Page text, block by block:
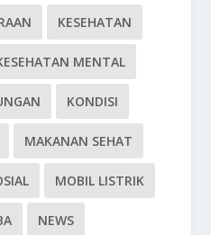
KESEHATAN
MENTAL
KONDISI
MAKANAN SEHAT
MOBIL LISTRIK
NEWS